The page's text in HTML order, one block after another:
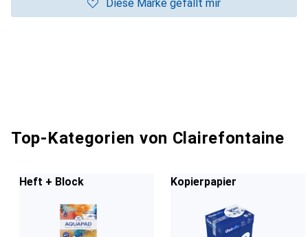
Diese Marke gefällt mir
Top-Kategorien von Clairefontaine
Heft + Block Kopierpapier